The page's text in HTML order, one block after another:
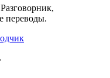
переводы.